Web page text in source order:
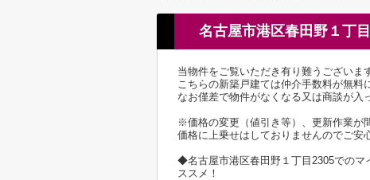
名古屋市港区春田野１丁
当物件をご覧いただき有り難うございま
こちらの新築戸建ては仲介手数料が無料
なお僅差で物件がなくなる又は商談が入
※価格の変更（値引き等）、更新作業が
価格に上乗せはしておりませんのでご安
◆名古屋市港区春田野１丁目2305での
ススメ！